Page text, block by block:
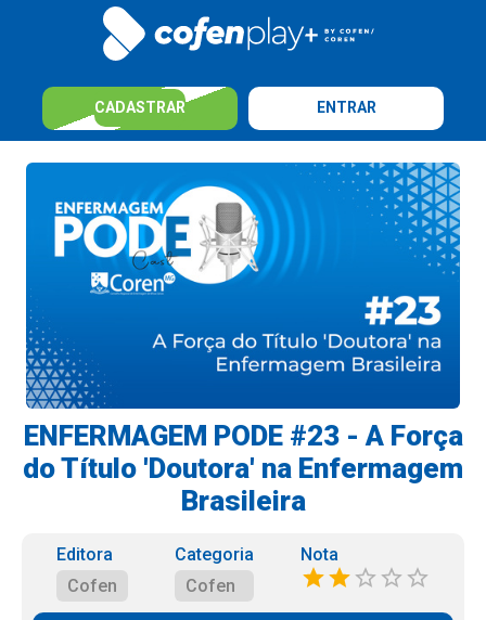
CADASTRAR ENTRAR
ENFERMAGEM PODE #23 - A Força
do Título 'Doutora' na Enfermagem
Brasileira
Editora
Cofen
Categoria
Cofen
Nota